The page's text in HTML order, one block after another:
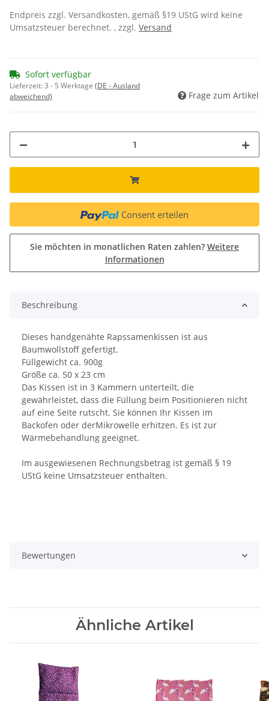
Endpreis zzgl. Versandkosten, gemäß §19 UStG wird keine
Umsatzsteuer berechnet. , zzgl. Versand
Sofort verfügbar
Lieferzeit:3 - 5 Werktage (DE - Ausland
abweichend)
Frage zum Artikel
Consent erteilen
Sie möchten in monatlichen Raten zahlen? Weitere
Informationen
Beschreibung
Dieses handgenähte Rapssamenkissen ist aus
Baumwollstoff gefertigt.
Füllgewicht ca. 900g
Größe ca. 50 x 23 cm
Das Kissen ist in 3 Kammern unterteilt, die
gewährleistet, dass die Füllung beim Positionieren nicht
auf eine Seite rutscht. Sie können Ihr Kissen im
Backofen oder derMikrowelle erhitzen. Es ist zur
Wärmebehandlung geeignet.
Im ausgewiesenen Rechnungsbetrag ist gemäß § 19
UStG keine Umsatzsteuer enthalten.
Bewertungen
Ähnliche Artikel